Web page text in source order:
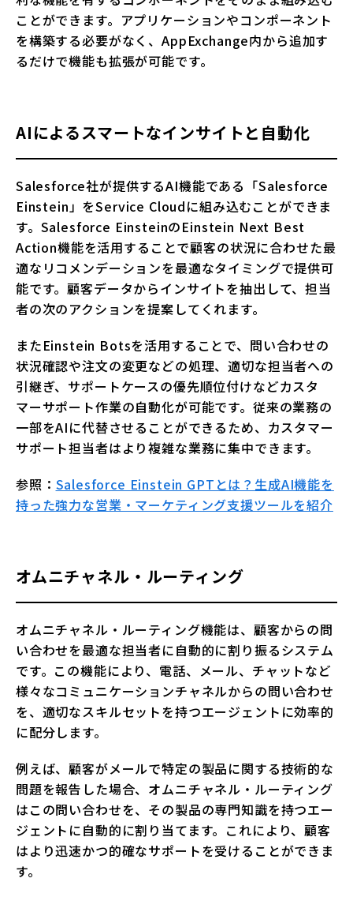
ことができます。アプリケーションやコンポーネント
を構築する必要がなく、AppExchange内から追加す
るだけで機能も拡張が可能です。
AIによるスマートなインサイトと自動化
Salesforce社が提供するAI機能である「Salesforce
Einstein」をService Cloudに組み込むことができま
す。Salesforce EinsteinのEinstein Next Best
Action機能を活用することで顧客の状況に合わせた最
適なリコメンデーションを最適なタイミングで提供可
能です。顧客データからインサイトを抽出して、担当
者の次のアクションを提案してくれます。
またEinstein Botsを活用することで、問い合わせの
状況確認や注文の変更などの処理、適切な担当者への
引継ぎ、サポートケースの優先順位付けなどカスタ
マーサポート作業の自動化が可能です。従来の業務の
一部をAIに代替させることができるため、カスタマー
サポート担当者はより複雑な業務に集中できます。
参照： Salesforce Einstein GPTとは？生成AI機能を
持った強力な営業・マーケティング支援ツールを紹介
オムニチャネル・ルーティング
オムニチャネル・ルーティング機能は、顧客からの問
い合わせを最適な担当者に自動的に割り振るシステム
です。この機能により、電話、メール、チャットなど
様々なコミュニケーションチャネルからの問い合わせ
を、適切なスキルセットを持つエージェントに効率的
に配分します。
例えば、顧客がメールで特定の製品に関する技術的な
問題を報告した場合、オムニチャネル・ルーティング
はこの問い合わせを、その製品の専門知識を持つエー
ジェントに自動的に割り当てます。これにより、顧客
はより迅速かつ的確なサポートを受けることができま
す。